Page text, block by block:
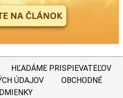
HĽADÁME PRISPIEVATEĽOV
ÚDAJOV
OBCHODNÉ